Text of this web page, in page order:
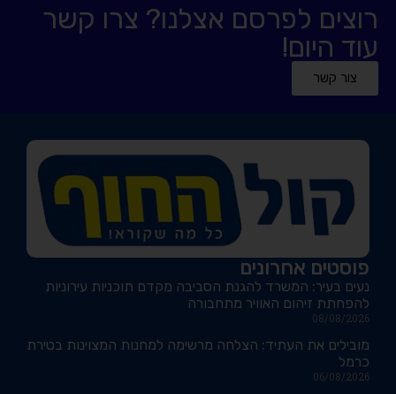
רוצים לפרסם אצלנו? צרו קשר
עוד היום!
צור קשר
פוסטים אחרונים
נעים בעיר: המשרד להגנת הסביבה מקדם תוכניות עירוניות
להפחתת זיהום האוויר מתחבורה
08/08/2026
מובילים את העתיד: הצלחה מרשימה למחנות המצוינות בטירת
כרמל
06/08/2026